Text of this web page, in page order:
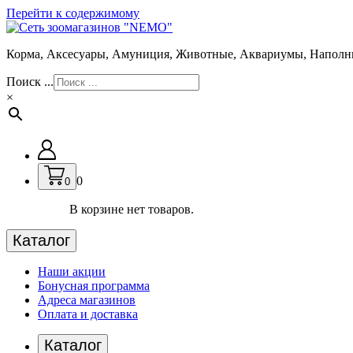
Перейти к содержимому
Корма, Аксесуары, Амуниция, Животные, Аквариумы,
Поиск ...
×
0 0
В корзине нет товаров.
Каталог
Наши акции
Бонусная программа
Адреса магазинов
Оплата и доставка
Каталог